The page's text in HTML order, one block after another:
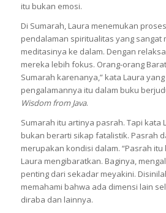
itu bukan emosi.
Di Sumarah, Laura menemukan
pendalaman spiritualitas yang sangat
meditasinya ke dalam. Dengan
mereka lebih fokus. Orang-orang
Sumarah karenanya,” kata Laura
pengalamannya itu dalam buku
Wisdom from Java.
Sumarah itu artinya pasrah. Tapi kata
bukan berarti sikap fatalistik. Pasrah
merupakan kondisi dalam. “Pasrah itu
Laura mengibaratkan. Baginya,
penting dari sekadar meyakini.
memahami bahwa ada dimensi lain
diraba dan lainnya.